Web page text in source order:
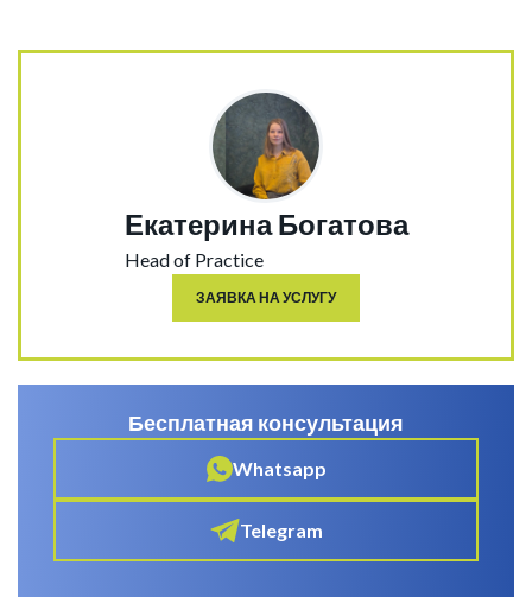
Екатерина Богатова
Head of Practice
ЗАЯВКА НА УСЛУГУ
Бесплатная консультация
Whatsapp
Telegram